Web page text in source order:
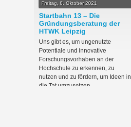
Freitag, 8. Oktober 2021
Startbahn 13 – Die
Gründungsberatung der
HTWK Leipzig
Uns gibt es, um ungenutzte
Potentiale und innovative
Forschungsvorhaben an der
Hochschule zu erkennen, zu
nutzen und zu fördern, um Ideen in
die Tat umzusetzen.